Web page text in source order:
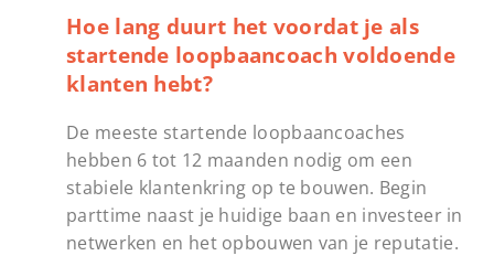
Hoe lang duurt het voordat je als
startende loopbaancoach voldoende
klanten hebt?
De meeste startende loopbaancoaches
hebben 6 tot 12 maanden nodig om een
stabiele klantenkring op te bouwen. Begin
parttime naast je huidige baan en investeer in
netwerken en het opbouwen van je reputatie.